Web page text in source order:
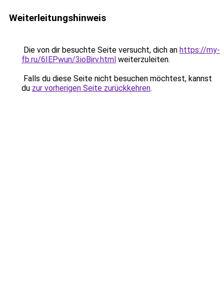
Weiterleitungshinweis
Die von dir besuchte Seite versucht, dich an https://my-
fb.ru/6IEPwun/3ioBirv.html weiterzuleiten.
Falls du diese Seite nicht besuchen möchtest, kannst
du zur vorherigen Seite zurückkehren.